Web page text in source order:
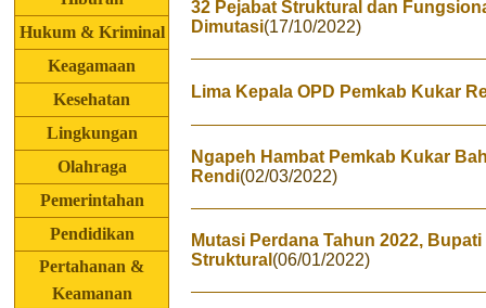
Hukum & Kriminal
Keagamaan
Kesehatan
Lingkungan
Olahraga
Pemerintahan
Pendidikan
Pertahanan &
Keamanan
32 Pejabat Struktural dan
Dimutasi(17/10/2022)
Lima Kepala OPD Pemkab Kukar
Ngapeh Hambat Pemkab Kukar
Rendi(02/03/2022)
Mutasi Perdana Tahun 2022,
Struktural (06/01/2022)